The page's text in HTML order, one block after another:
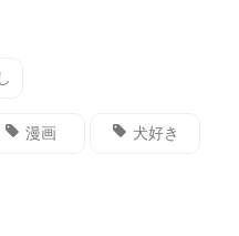
漫画 犬好き